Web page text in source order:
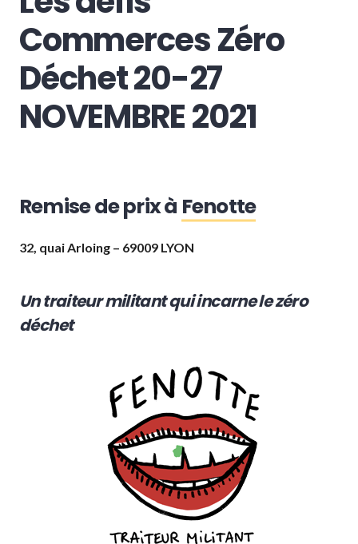
Commerces Zéro
Déchet 20-27
NOVEMBRE 2021
Remise de prix à Fenotte
32, quai Arloing – 69009 LYON
Un traiteur militant qui incarne le zéro
déchet